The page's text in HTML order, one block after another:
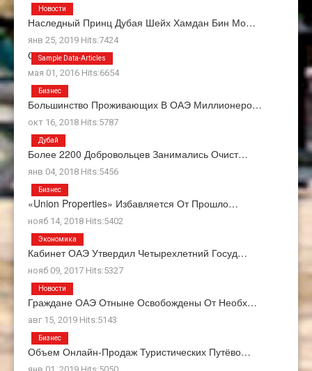
Наследный Принц Дубая Шейх Хамдан Бин Мо…
янв 25, 2019 Hits:7424
Новости
О Нас
мая 01, 2016 Hits:6654
Sample Data-Articles
Большинство Проживающих В ОАЭ Миллионеро…
окт 16, 2018 Hits:5787
Бизнес
Более 2200 Добровольцев Занимались Очист…
янв 04, 2018 Hits:5456
Дубай
«Union Properties» Избавляется От Прошло…
нояб 14, 2018 Hits:5402
Бизнес
Кабинет ОАЭ Утвердил Четырехлетний Госуд…
нояб 09, 2017 Hits:5327
Экономика
Граждане ОАЭ Отныне Освобождены От Необх…
авг 15, 2019 Hits:5143
Новости
Объем Онлайн-Продаж Туристических Путёво…
Бизнес